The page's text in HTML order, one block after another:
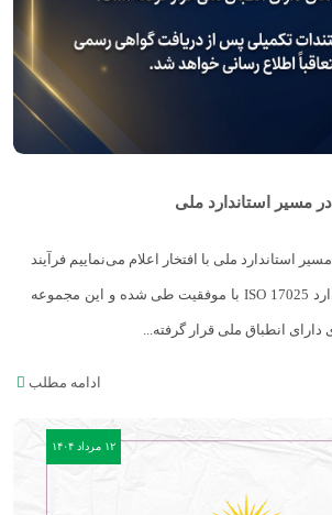
مسیر استاندارد ملی
آزمایشگاه پارمیس در مسیر استاندارد ملی با افتخار اعلام می‌نماییم فرآیند
اخذ پروانه ملی استاندارد ISO 17025 با موفقیت طی شده و این مجموعه
انطباق ملی قرار گرفته...
ادامه مطلب
۱۲ مرداد ۱۴۰۴